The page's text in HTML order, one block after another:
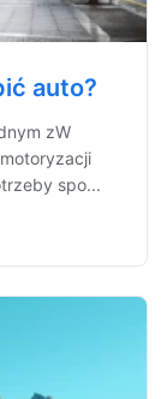
auto?
zW
spo...